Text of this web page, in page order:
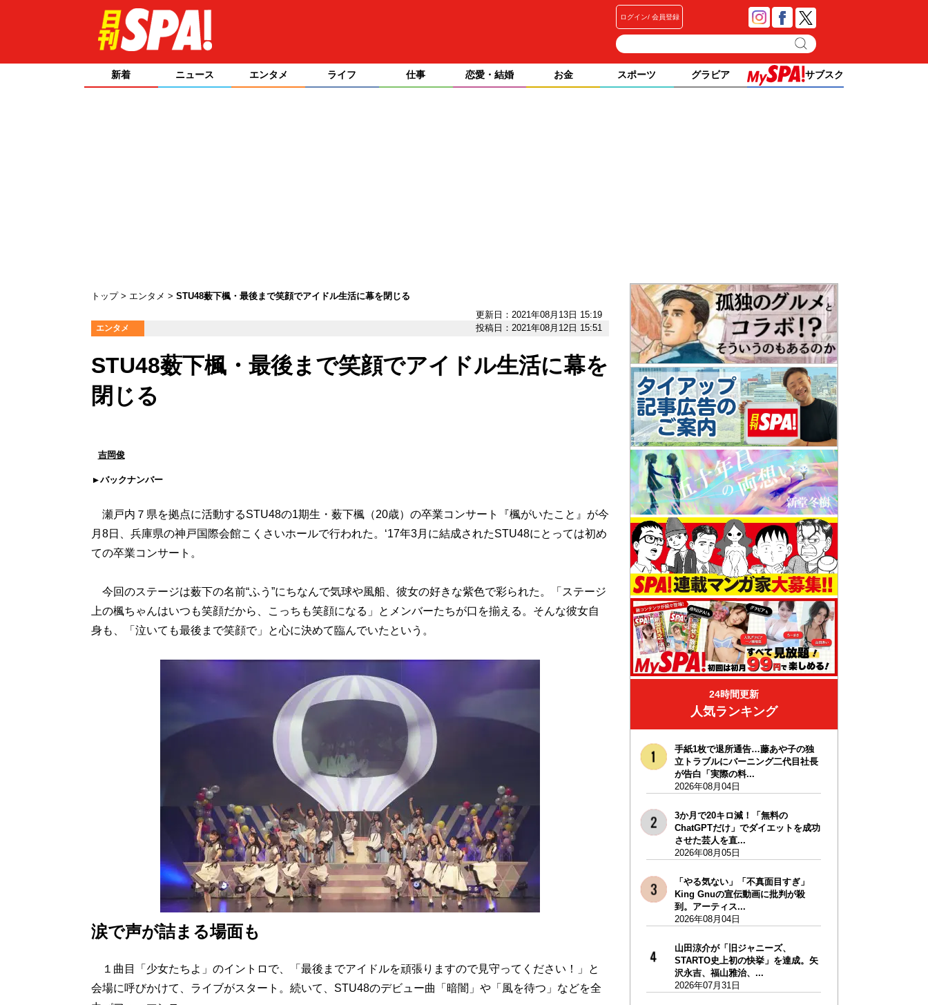
ログイン 会員登録
新着 ニュース エンタメ ライフ 仕事 恋愛・結婚 お金 スポーツ グラビア サブスク
トップ エンタメ
STU48薮下楓・最後まで笑顔でアイドル生活に幕を閉じる
更新日：2021年08月13日 15:19
エンタメ 投稿日：2021年08月12日 15:51
STU48薮下楓・最後まで笑顔でアイドル生活に幕を
閉じる
吉岡俊
バックナンバー
瀬戸内７県を拠点に活動するSTU48の1期生・薮下楓（20歳）の卒業コンサート『楓がいたこと』が今
月8日、兵庫県の神戸国際会館こくさいホールで行われた。‘17年3月に結成されたSTU48にとっては初め
ての卒業コンサート。
今回のステージは薮下の名前“ふう”にちなんで気球や風船、彼女の好きな紫色で彩られた。「ステージ
上の楓ちゃんはいつも笑顔だから、こっちも笑顔になる」とメンバーたちが口を揃える。そんな彼女自
身も、「泣いても最後まで笑顔で」と心に決めて臨んでいたという。
涙で声が詰まる場面も
１曲目「少女たちよ」のイントロで、「最後までアイドルを頑張りますので見守ってください！」と
会場に呼びかけて、ライブがスタート。続いて、STU48のデビュー曲「暗闇」や「風を待つ」などを全
24時間更新
人気ランキング
手紙1枚で退所通告…藤あや子の独
立トラブルにバーニング二代目社長
が告白「実際の料...
2026年08月04日
3か月で20キロ減！「無料の
ChatGPTだけ」でダイエットを成功
させた芸人を直...
2026年08月05日
「やる気ない」「不真面目すぎ」
King Gnuの宣伝動画に批判が殺
到。アーティス...
2026年08月04日
山田涼介が「旧ジャニーズ、
STARTO史上初の快挙」を達成。矢
沢永吉、福山雅治、...
2026年07月31日